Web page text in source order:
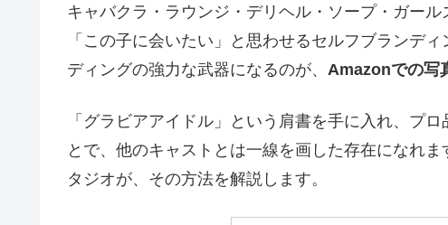
キャバクラ・ラウンジ・デリヘル・ソープ・ガー
「この子に会いたい」と思わせるセルフブランデ
ディングの強力な武器になるのが、 Amazonでの写
「グラビアアイドル」という肩書を手に入れ、プ
とで、他のキャストとは一線を画した存在になれ
タジオが、その方法を解説します。